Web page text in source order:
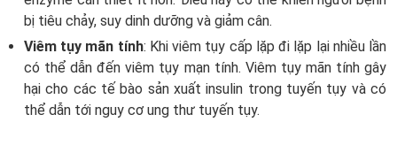
bị tiêu chảy, suy dinh dưỡng và giảm cân.
Viêm tụy mãn tính: Khi viêm tụy cấp lặp đi lặp lại nhiều lần
có thể dẫn đến viêm tụy mạn tính. Viêm tụy mãn tính gây
hại cho các tế bào sản xuất insulin trong tuyến tụy và có
thể dẫn tới nguy cơ ung thư tuyến tụy.